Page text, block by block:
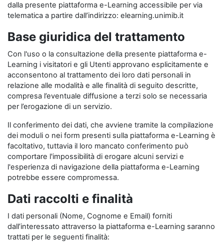
dalla presente piattaforma e-Learning accessibile per via
telematica a partire dall’indirizzo: elearning.unimib.it
Base giuridica del trattamento
Con l'uso o la consultazione della presente piattaforma e-
Learning i visitatori e gli Utenti approvano esplicitamente e
acconsentono al trattamento dei loro dati personali in
relazione alle modalità e alle finalità di seguito descritte,
compresa l’eventuale diffusione a terzi solo se necessaria
per l’erogazione di un servizio.
Il conferimento dei dati, che avviene tramite la compilazione
dei moduli o nei form presenti sulla piattaforma e-Learning è
facoltativo, tuttavia il loro mancato conferimento può
comportare l'impossibilità di erogare alcuni servizi e
l'esperienza di navigazione della piattaforma e-Learning
potrebbe essere compromessa.
Dati raccolti e finalità
I dati personali (Nome, Cognome e Email) forniti
dall’interessato attraverso la piattaforma e-Learning saranno
trattati per le seguenti finalità: